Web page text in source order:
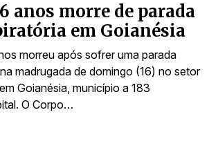
anos morre de parada
em Goianésia
morreu após sofrer uma parada
madrugada de domingo (16) no setor
Goianésia, município a 183
O Corpo…